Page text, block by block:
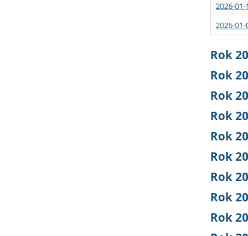
2026-
2026-
Rok
Rok
Rok
Rok
Rok
Rok
Rok
Rok
Rok